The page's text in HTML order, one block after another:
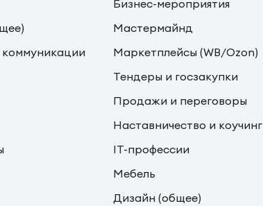
Бизнес-мероприятия
Мастермайнд
Маркетплейсы (WB/Ozon)
Тендеры и госзакупки
Продажи и переговоры
Наставничество и коучинг
IT-профессии
Мебель
Дизайн (общее)